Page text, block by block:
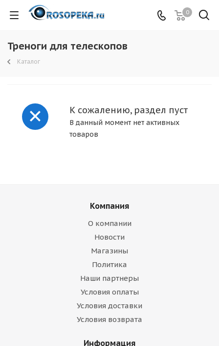
0
Треноги для телескопов
Каталог
К сожалению, раздел пуст
В данный момент нет активных
товаров
Компания
О компании
Новости
Магазины
Политика
Наши партнеры
Условия оплаты
Условия доставки
Условия возврата
Информация